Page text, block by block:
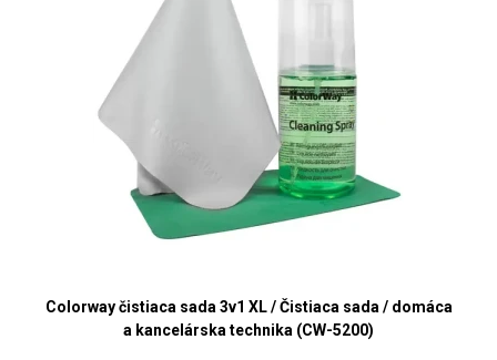
Colorway čistiaca sada 3v1 XL / Čistiaca sada / domáca
a kancelárska technika (CW-5200)